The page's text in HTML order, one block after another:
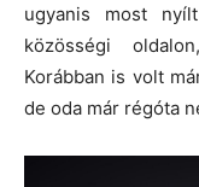
ugyanis most
közösségi
Korábban is volt
de oda már régóta